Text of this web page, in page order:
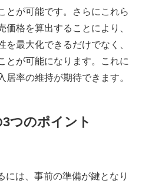
とが可能です。さらにこれら
格を算出することにより、
を最大化できるだけでなく、
とが可能になります。これに
居率の維持が期待できます。
つのポイント
には、事前の準備が鍵となり